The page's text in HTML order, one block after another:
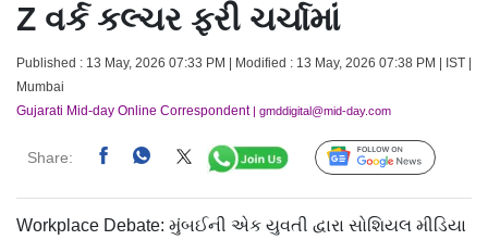
Z વર્ક કલ્ચર ફરી ચર્ચામાં
Published : 13 May, 2026 07:33 PM | Modified : 13 May, 2026 07:38 PM | IST |
Mumbai
Gujarati Mid-day Online Correspondent| gmddigital@mid-day.com
Share: Follow Us
Workplace Debate: મુંબઈની એક યુવતી દ્વારા સોશિયલ મીડિયા